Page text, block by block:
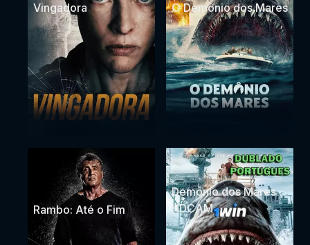
Vingadora O Demônio dos Mares
Rambo: Até o Fim
Demônio dos Mares -
HDCAM